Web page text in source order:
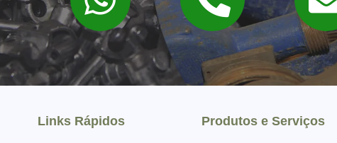
Links Rápidos Produtos e Serviços